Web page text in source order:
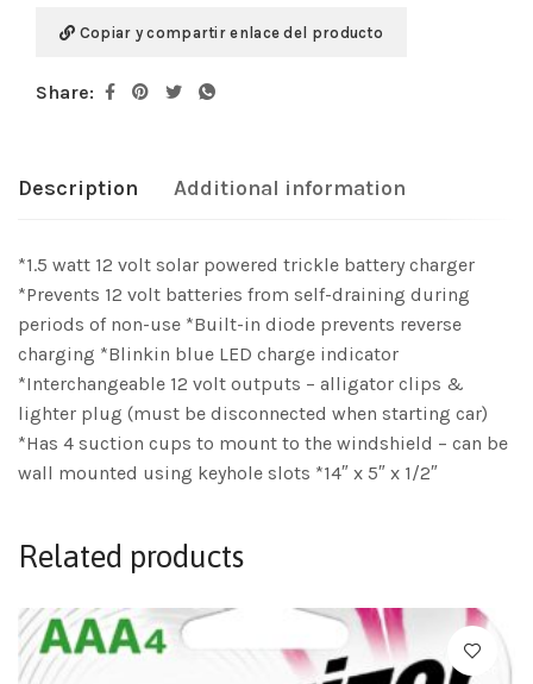
Copiar y compartir enlace del producto
Share:
Description Additional information
*1.5 watt 12 volt solar powered trickle battery charger
*Prevents 12 volt batteries from self-draining during
periods of non-use *Built-in diode prevents reverse
charging *Blinkin blue LED charge indicator
*Interchangeable 12 volt outputs – alligator clips &
lighter plug (must be disconnected when starting car)
*Has 4 suction cups to mount to the windshield – can be
wall mounted using keyhole slots *14″ x 5″ x 1/2″
Related products